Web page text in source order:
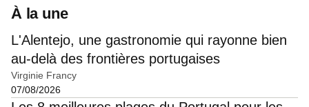
À la une
L'Alentejo, une gastronomie qui rayonne bien
au-delà des frontières portugaises
Virginie Francy
07/08/2026